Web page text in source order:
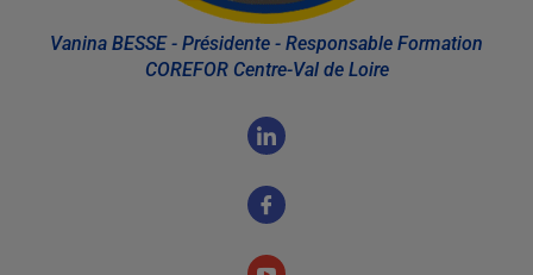
Vanina BESSE - Présidente - Responsable Formation
COREFOR Centre-Val de Loire